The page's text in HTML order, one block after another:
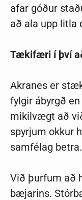
afar góður
að ala upp litla
Tækifæri í því
Akranes er
fylgir ábyrgð
mikilvægt að
spyrjum okkur
samfélag betra.
Við þurfum að
bæjarins.